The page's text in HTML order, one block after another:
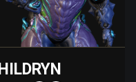
HILDRYN